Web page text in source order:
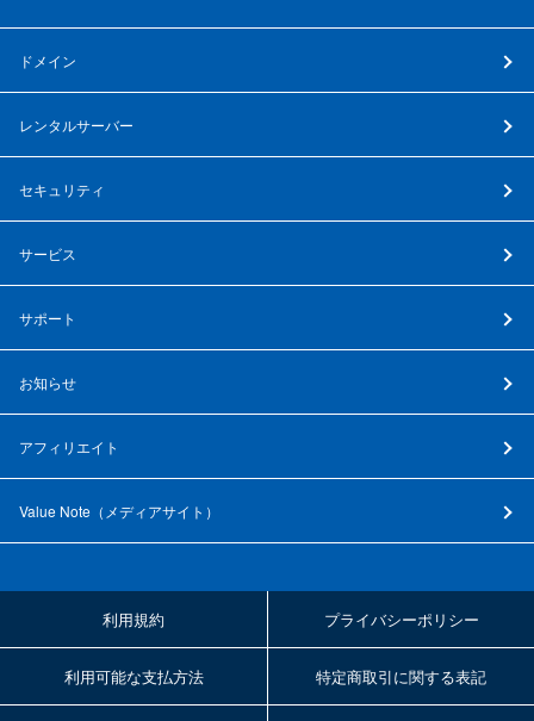
ドメイン
レンタルサーバー
セキュリティ
サービス
サポート
お知らせ
アフィリエイト
Value Note（ メディアサイト ）
利用規約 プライバシーポリシー
利用可能な支払方法 特定商取引に関する表記